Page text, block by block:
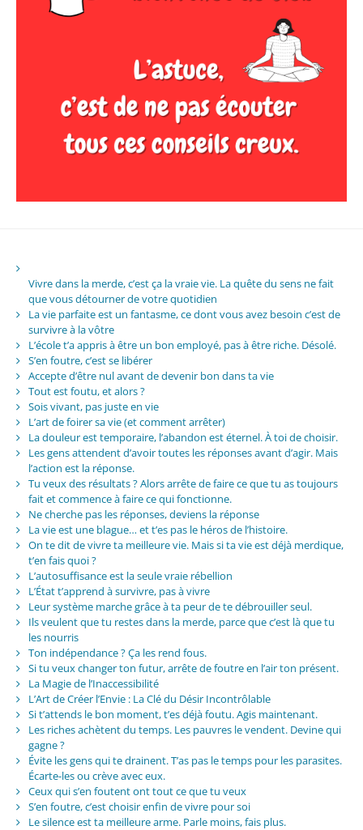
Vivre dans la merde, c’est ça la vraie vie. La quête du sens ne fait
que vous détourner de votre quotidien
La vie parfaite est un fantasme, ce dont vous avez besoin c’est de
survivre à la vôtre
L’école t’a appris à être un bon employé, pas à être riche. Désolé.
S’en foutre, c’est se libérer
Accepte d’être nul avant de devenir bon dans ta vie
Tout est foutu, et alors ?
Sois vivant, pas juste en vie
L’art de foirer sa vie (et comment arrêter)
La douleur est temporaire, l’abandon est éternel. À toi de choisir.
Les gens attendent d’avoir toutes les réponses avant d’agir. Mais
l’action est la réponse.
Tu veux des résultats ? Alors arrête de faire ce que tu as toujours
fait et commence à faire ce qui fonctionne.
Ne cherche pas les réponses, deviens la réponse
La vie est une blague… et t’es pas le héros de l’histoire.
On te dit de vivre ta meilleure vie. Mais si ta vie est déjà merdique,
t’en fais quoi ?
L’autosuffisance est la seule vraie rébellion
L’État t’apprend à survivre, pas à vivre
Leur système marche grâce à ta peur de te débrouiller seul.
Ils veulent que tu restes dans la merde, parce que c’est là que tu
les nourris
Ton indépendance ? Ça les rend fous.
Si tu veux changer ton futur, arrête de foutre en l’air ton présent.
La Magie de l’Inaccessibilité
L’Art de Créer l’Envie : La Clé du Désir Incontrôlable
Si t’attends le bon moment, t’es déjà foutu. Agis maintenant.
Les riches achètent du temps. Les pauvres le vendent. Devine qui
gagne ?
Évite les gens qui te drainent. T’as pas le temps pour les parasites.
Écarte-les ou crève avec eux.
Ceux qui s’en foutent ont tout ce que tu veux
S’en foutre, c’est choisir enfin de vivre pour soi
Le silence est ta meilleure arme. Parle moins, fais plus.